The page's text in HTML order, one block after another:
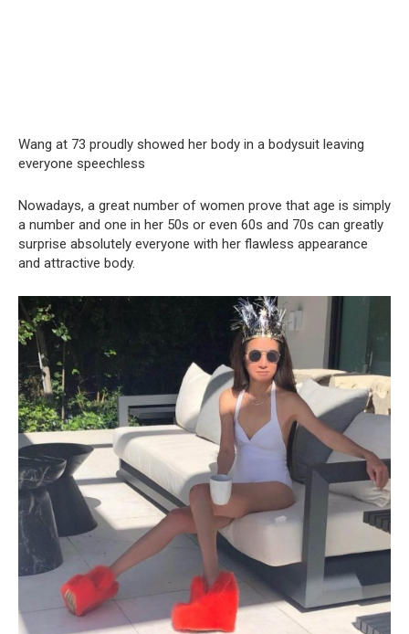
Wang at 73 proudly showed her body in a bodysuit leaving
everyone speechless
Nowadays, a great number of women prove that age is simply
a number and one in her 50s or even 60s and 70s can greatly
surprise absolutely everyone with her flawless appearance
and attractive body.